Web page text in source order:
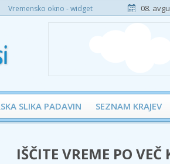
Vremensko okno - widget 08.
SLIKA PADAVIN SEZNAM KRAJEV
IŠČITE VREME PO